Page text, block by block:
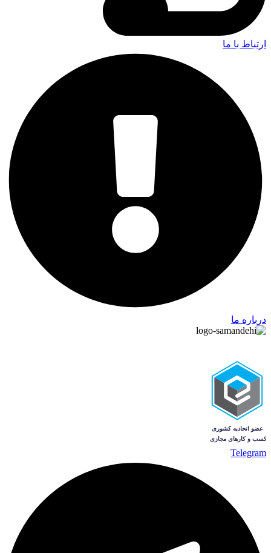
ارتباط با ما
درباره ما
Telegram